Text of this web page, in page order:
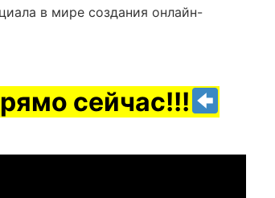
в мире создания онлайн-
сейчас!!!